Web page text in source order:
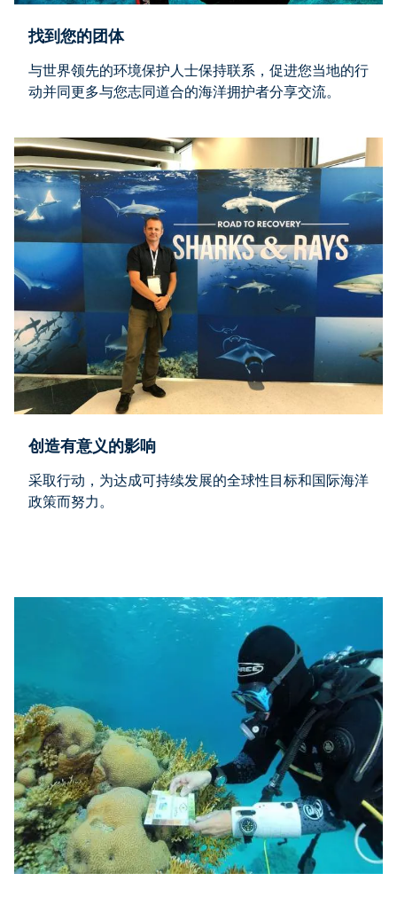
找到您的团体
与世界领先的环境保护人士保持联系，促进您当地的行
动并同更多与您志同道合的海洋拥护者分享交流。
创造有意义的影响
采取行动，为达成可持续发展的全球性目标和国际海洋
政策而努力。